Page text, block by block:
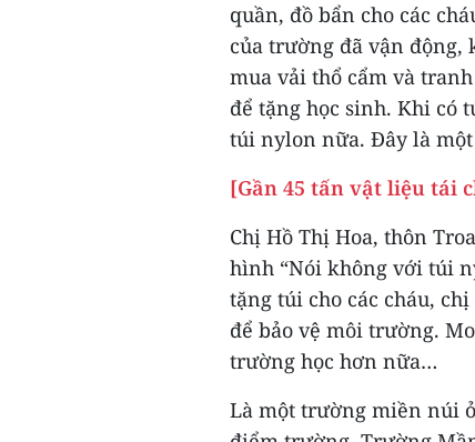
quần, đồ bẩn cho các
của trường đã vận động,
mua vải thổ cẩm và
để tặng học sinh. Khi có
túi nylon nữa. Đây là
[Gần 45 tấn vật liệu tái
Chị Hồ Thị Hoa, thôn
hình “Nói không với túi
tặng túi cho các cháu,
để bảo vệ môi trường.
trường học hơn nữa…
Là một trường miền núi